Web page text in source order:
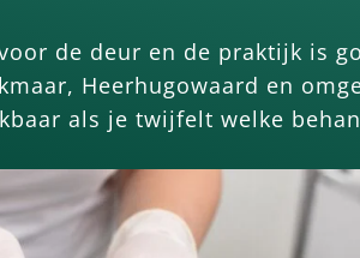
de deur en de praktijk is
Heerhugowaard en
als je twijfelt welke